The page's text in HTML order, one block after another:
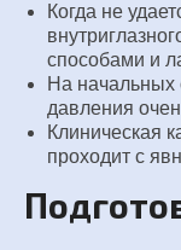
Когда не
способами и
На начальных
давления
Клиническая
проходит с